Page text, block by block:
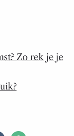
Zo rek je je